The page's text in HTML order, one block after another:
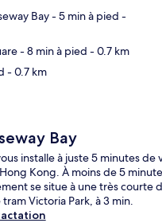
Bay- 5 min à pied -
- 8 min à pied - 0.7 km
- 0.7 km
Bay
installe à juste 5 minutes
Kong. À moins de 5
se situe à une très
Victoria Park, à 3 min.